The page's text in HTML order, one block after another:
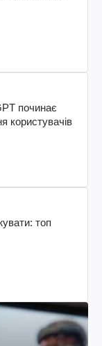
починає
користувачів
топ